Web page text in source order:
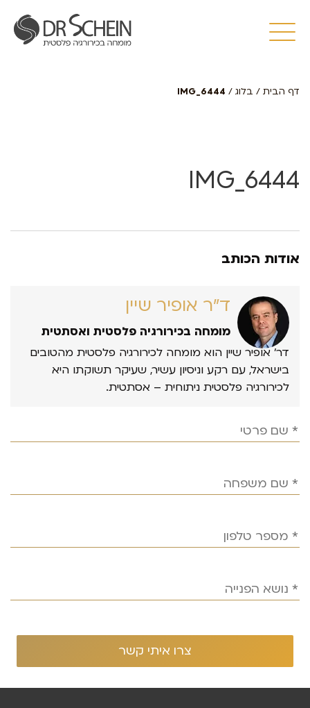
דף הבית / בלוג /
IMG_6444
IMG_6444
אודות הכותב
ד״ר אופיר שיין
מומחה בכירורגיה פלסטית ואסתטית
דר’ אופיר שיין הוא מומחה לכירורגיה פלסטית מהטובים
בישראל, עם רקע וניסיון עשיר, שעיקר תשוקתו היא
לכירורגיה פלסטית ניתוחית – אסתטית.